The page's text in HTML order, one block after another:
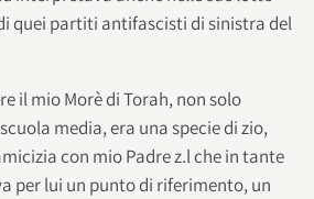
quei partiti antifascisti di sinistra del
il mio Morè di Torah, non solo
media, era una specie di zio,
con mio Padre z.l che in tante
per lui un punto di riferimento, un